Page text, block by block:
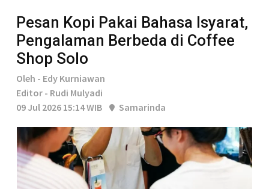
Pesan Kopi Pakai Bahasa Isyarat,
Pengalaman Berbeda di Coffee
Shop Solo
Oleh - Edy Kurniawan
Editor - Rudi Mulyadi
09 Jul 2026 15:14 WIB
Samarinda